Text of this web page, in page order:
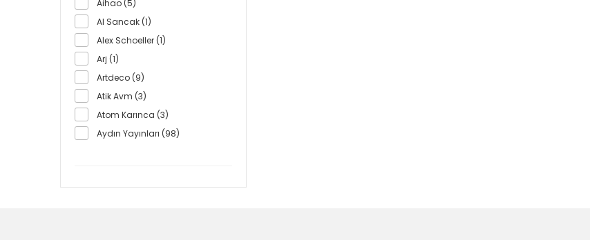
Aihao (5)
Al Sancak (1)
Alex Schoeller (1)
Arj (1)
Artdeco (9)
Atik Avm (3)
Atom Karınca (3)
Aydın Yayınları (98)
Basamak Yayınları (3)